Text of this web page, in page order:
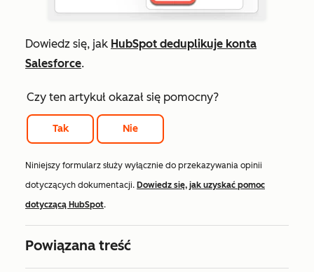
Dowiedz się, jak HubSpot deduplikuje konta
Salesforce.
Czy ten artykuł okazał się pomocny?
Tak Nie
Niniejszy formularz służy wyłącznie do przekazywania opinii
dotyczących dokumentacji. Dowiedz się, jak uzyskać pomoc
dotyczącą HubSpot.
Powiązana treść